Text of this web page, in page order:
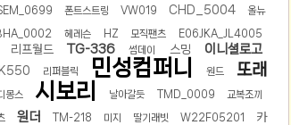
폰트스트링 VW019 CHD_5004 올뉴
헤레슨 HZ 모직팬츠 E06JKA_JL4005
리프월드 TG-336 썸데이 스밍 이니셜로고
리퍼블릭 민성컴퍼니 원드
또래
몽스 시보리 날아갈듯 TMD_0009 교복조끼
원더 TM-218 미지 딸기래빗 W22F05201
카